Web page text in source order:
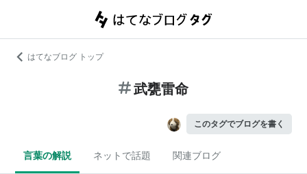
はてなブログ トップ
武甕雷命
このタグでブログを書く
言葉の解説 ネットで話題 関連ブログ